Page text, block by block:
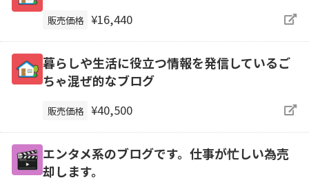
販売価格 ¥16,440
暮らしや生活に役立つ情報を発信しているご
ちゃ混ぜ的なブログ
販売価格 ¥40,500
エンタメ系のブログです。仕事が忙しい為売
却します。